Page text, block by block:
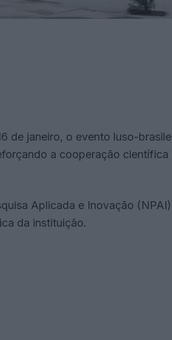
de janeiro, o evento luso-
a cooperação científica
Aplicada e Inovação
da instituição.